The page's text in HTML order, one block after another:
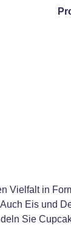
in
Eis und
Sie